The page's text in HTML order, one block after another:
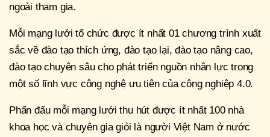
ngoài tham gia.
Mỗi mạng lưới tổ chức được ít nhất 01 chương trình xuất
sắc về đào tạo thích ứng, đào tạo lại, đào tạo nâng cao,
đào tạo chuyên sâu cho phát triển nguồn nhân lực trong
một số lĩnh vực công nghệ ưu tiên của công nghiệp 4.0.
Phấn đấu mỗi mạng lưới thu hút được ít nhất 100 nhà
khoa học và chuyên gia giỏi là người Việt Nam ở nước